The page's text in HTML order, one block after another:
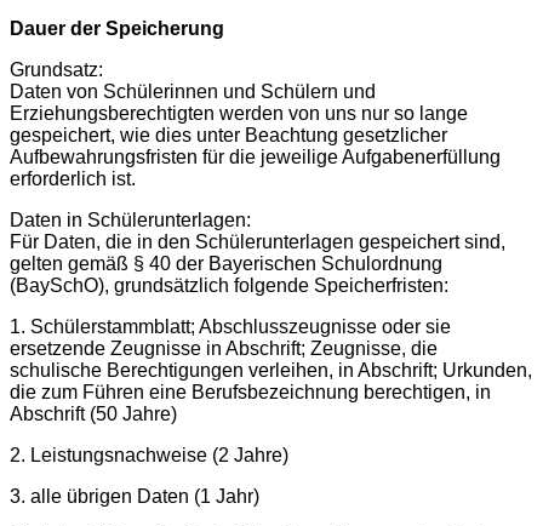
Dauer der Speicherung
Grundsatz:
Daten von Schülerinnen und Schülern und
Erziehungsberechtigten werden von uns nur so lange
gespeichert, wie dies unter Beachtung gesetzlicher
Aufbewahrungsfristen für die jeweilige Aufgabenerfüllung
erforderlich ist.
Daten in Schülerunterlagen:
Für Daten, die in den Schülerunterlagen gespeichert sind,
gelten gemäß § 40 der Bayerischen Schulordnung
(BaySchO), grundsätzlich folgende Speicherfristen:
1. Schülerstammblatt; Abschlusszeugnisse oder sie
ersetzende Zeugnisse in Abschrift; Zeugnisse, die
schulische Berechtigungen verleihen, in Abschrift; Urkunden,
die zum Führen eine Berufsbezeichnung berechtigen, in
Abschrift (50 Jahre)
2. Leistungsnachweise (2 Jahre)
3. alle übrigen Daten (1 Jahr)